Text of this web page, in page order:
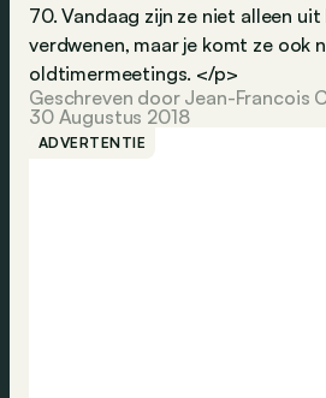
70. Vandaag zijn ze niet alleen
verdwenen, maar je komt ze ook
oldtimermeetings. </p>
Geschreven door Jean-Francois
30 Augustus 2018
ADVERTENTIE